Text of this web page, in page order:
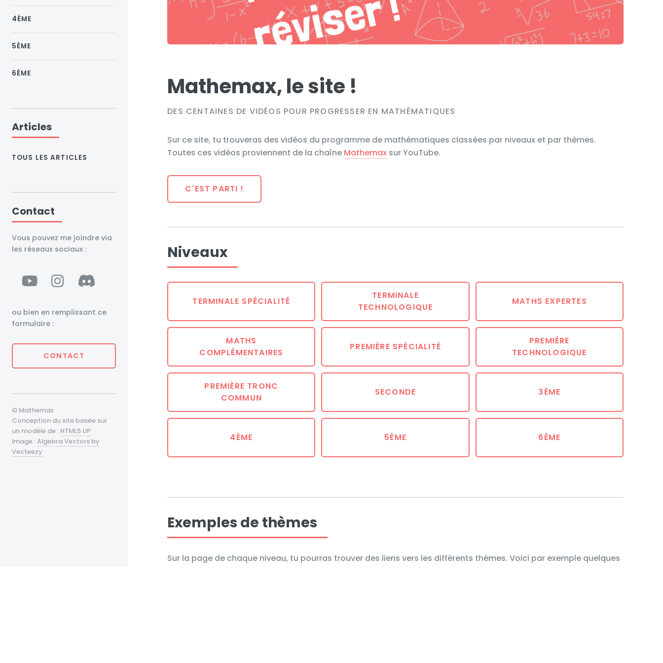
Mathemax,le site !
DES CENTAINES DE VIDÉOS POUR PROGRESSER EN MATHÉMATIQUES
Sur ce site, tu trouveras des vidéos du programme de mathématiques classées par niveaux et par thèmes.
Toutes ces vidéos proviennent de la chaîne Mathemax sur YouTube.
C'EST PARTI !
Niveaux
TERMINALE SPÉCIALITÉ
TERMINALE
TECHNOLOGIQUE
MATHS EXPERTES
MATHS
COMPLÉMENTAIRES
PREMIÈRE SPÉCIALITÉ
PREMIÈRE
TECHNOLOGIQUE
PREMIÈRE TRONC
COMMUN
SECONDE 3ÈME
4ÈME 5ÈME 6ÈME
Exemples de thèmes
Sur la page de chaque niveau, tu pourras trouver des liens vers les différents thèmes. Voici par exemple quelques
4ÈME
5ÈME
6ÈME
Articles
TOUS LES ARTICLES
Contact
Vous pouvez me joindre via
les réseaux sociaux :
ou bien en remplissant ce
formulaire :
CONTACT
© Mathemax
Conception du site basée sur
un modèle de : HTML5 UP
Image :Algebra Vectors by
Vecteezy